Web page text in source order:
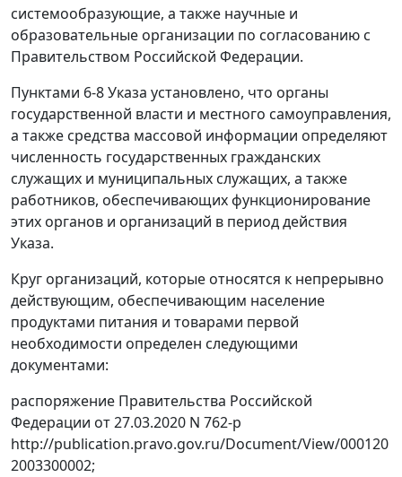
системообразующие, а также научные и
образовательные организации по согласованию с
Правительством Российской Федерации.
Пунктами 6-8 Указа установлено, что органы
государственной власти и местного самоуправления,
а также средства массовой информации определяют
численность государственных гражданских
служащих и муниципальных служащих, а также
работников, обеспечивающих функционирование
этих органов и организаций в период действия
Указа.
Круг организаций, которые относятся к непрерывно
действующим, обеспечивающим население
продуктами питания и товарами первой
необходимости определен следующими
документами:
распоряжение Правительства Российской
Федерации от 27.03.2020 N 762-р
http://publication.pravo.gov.ru/Document/View/000120
2003300002;